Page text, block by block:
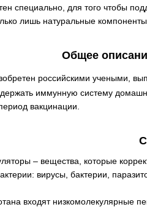
специально, для того чтобы
лишь натуральные
Общее
российскими учеными,
иммунную систему
вакцинации.
– вещества, которые
вирусы, бактерии,
входят низкомолекулярные